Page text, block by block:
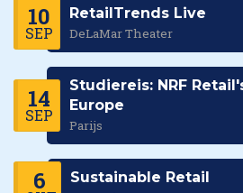
10
SEP
RetailTrends Live
DeLaMar Theater
14
SEP
Studiereis: NRF
Europe
Parijs
6 Sustainable Retail